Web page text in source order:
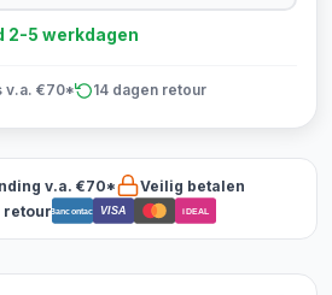
2-5 werkdagen
v.a. €70* 14 dagen retour
v.a. €70*
Veilig betalen
retourBancontact VISA iDEAL